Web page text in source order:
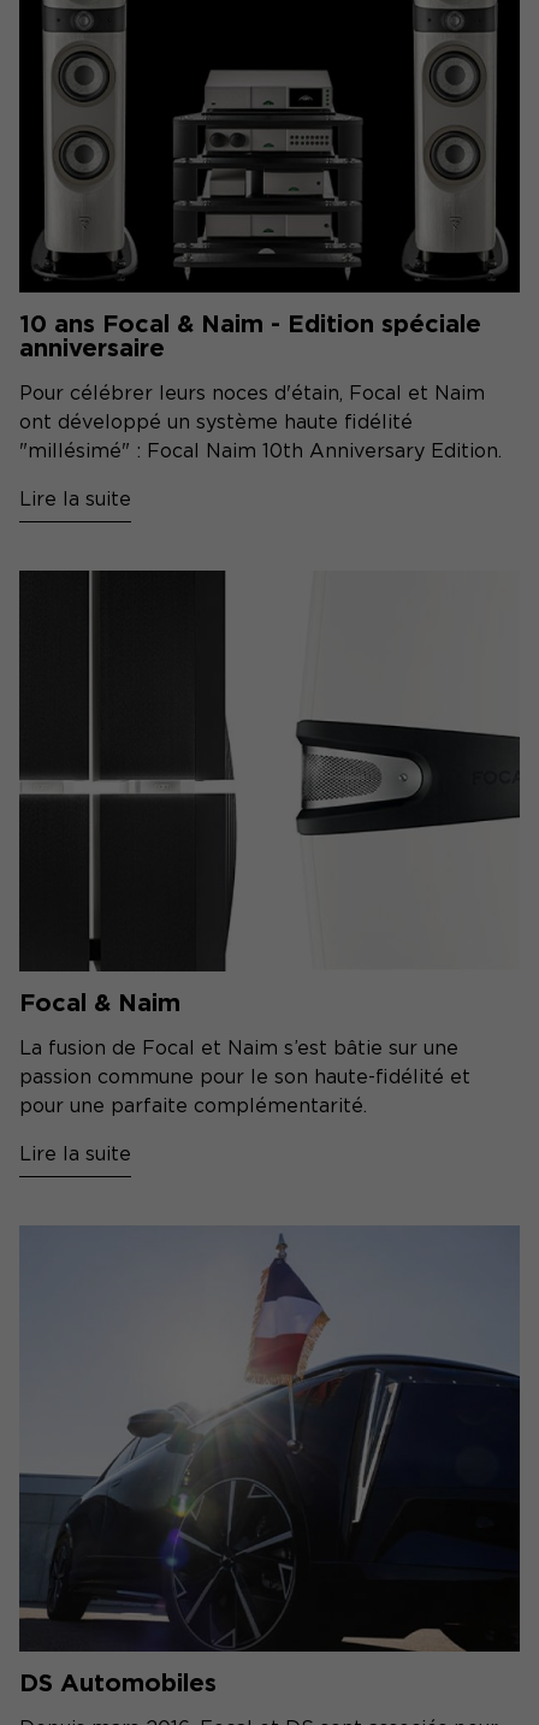
10 ans Focal & Naim - Edition spéciale
anniversaire
Pour célébrer leurs noces d'étain, Focal et Naim
ont développé un système haute fidélité
"millésimé" : Focal Naim 10th Anniversary Edition.
Lire la suite
Focal & Naim
La fusion de Focal et Naim s’est bâtie sur une
passion commune pour le son haute-fidélité et
pour une parfaite complémentarité.
Lire la suite
DS Automobiles